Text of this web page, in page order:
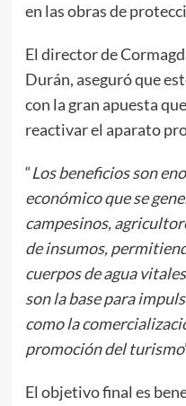
en las obras de
El director de
Durán, aseguró que
con la gran apuesta
reactivar el aparato
“Los beneficios son
económico que se
campesinos,
de insumos,
cuerpos de agua
son la base para
como la
promoción del turismo
El objetivo final es